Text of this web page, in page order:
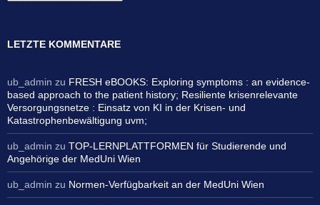
LETZTE KOMMENTARE
ub_admin zu FRESH eBOOKS: Exploring symptoms : an evidence-
based approach to the patient history; Resiliente krisenrelevante
Versorgungsnetze : Einsatz von KI in der Krisen- und
Katastrophenbewältigung uvm;
ub_admin zu TOP-LERNPLATTFORMEN für Studierende und
Angehörige der MedUni Wien
ub_admin zu Normen-Verfügbarkeit an der MedUni Wien